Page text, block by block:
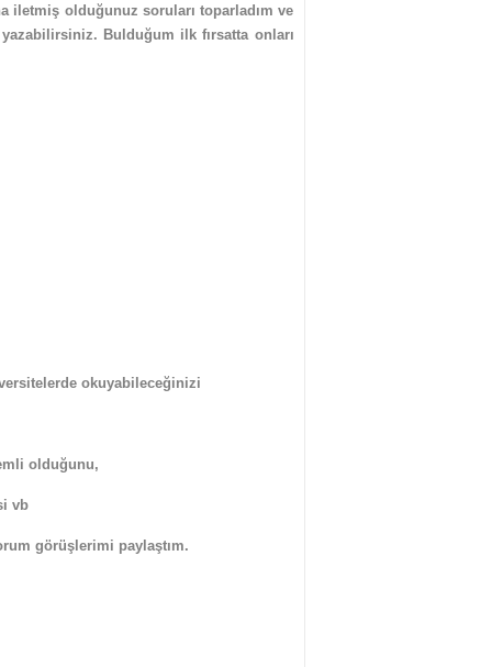
iletmiş olduğunuz soruları toparladım ve
Bulduğum ilk fırsatta onları
okuyabileceğinizi
olduğunu,
vb
görüşlerimi paylaştım.